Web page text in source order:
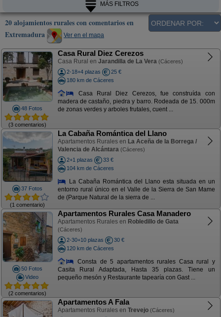
MÁS FILTROS
20 alojamientos rurales con comentarios en
Extremadura
Ver en el mapa
48 Fotos
(3 comentarios)
Casa Rural Diez Cerezos
Casa Rural en Jarandilla de La Vera (Cáceres)
2-18+4 plazas
25 €
180 km de Cáceres
Casa Rural Diez Cerezos, fue construída con
madera de castaño, piedra y barro. Rodeada de 15. 000m
de zonas verdes y arboles frutales, cuent ...
37 Fotos
(1 comentario)
La Cabaña Romántica del Llano
Apartamentos Rurales en La Aceña de la Borrega /
Valencia de Alcántara (Cáceres)
2+1 plazas
33 €
104 km de Cáceres
La Cabaña Romántica del Llano esta situada en un
entorno rural único en el Valle de la Sierra de San Mame
de (Parque Natural de la sierra de ...
50 Fotos
Video
(2 comentarios)
Apartamentos Rurales Casa Manadero
Apartamentos Rurales en Robledillo de Gata
(Cáceres)
2-30+10 plazas
30 €
120 km de Cáceres
Consta de 5 apartamentos rurales Casa rural y
Casita Rural Adaptada, Hasta 35 plazas. Tiene un
pequeño mesón y Restaurante tapearía con Gast ...
Apartamentos A Fala
Apartamentos Rurales en Trevejo (Cáceres)